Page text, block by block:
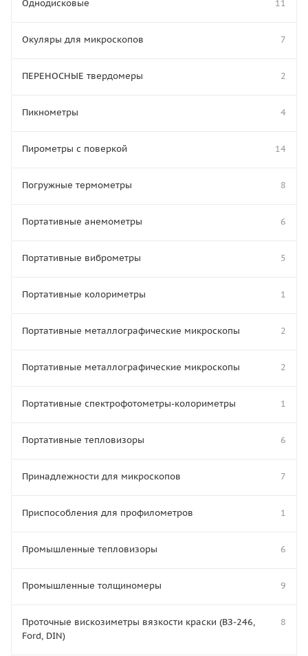
Однодисковые 11
Окуляры для микроскопов 7
ПЕРЕНОСНЫЕ твердомеры 2
Пикнометры 4
Пирометры с поверкой 14
Погружные термометры 8
Портативные анемометры 6
Портативные виброметры 5
Портативные колориметры 1
Портативные металлографические микроскопы 2
Портативные металлографические микроскопы 2
Портативные спектрофотометры-колориметры 1
Портативные тепловизоры 6
Принадлежности для микроскопов 7
Приспособления для профилометров 1
Промышленные тепловизоры 6
Промышленные толщиномеры 9
Проточные вискозиметры вязкости краски (ВЗ-246,
Ford, DIN)
8